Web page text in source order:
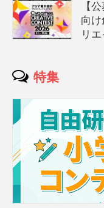
【
向
リ
特集